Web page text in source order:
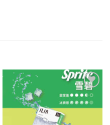
Add to
wishlist